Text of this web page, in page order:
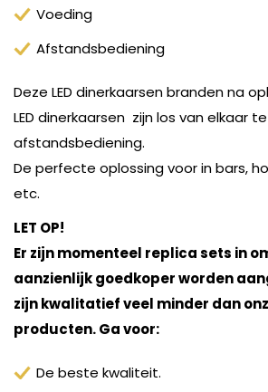
Voeding
Afstandsbediening
Deze LED dinerkaarsen branden na
LED dinerkaarsen zijn los van elkaar
afstandsbediening.
De perfecte oplossing voor in bars,
etc.
LET OP!
Er zijn momenteel replica sets in
aanzienlijk goedkoper worden
zijn kwalitatief veel minder dan
producten. Ga voor:
De beste kwaliteit.